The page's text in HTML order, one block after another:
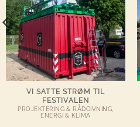
VI SATTE STRØM TIL
FESTIVALEN
PROJEKTERING & RÅDGIVNING,
ENERGI & KLIMA